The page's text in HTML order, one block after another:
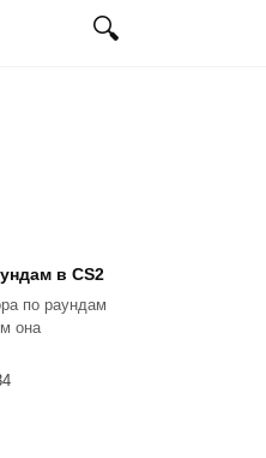
в CS2
по раундам
она